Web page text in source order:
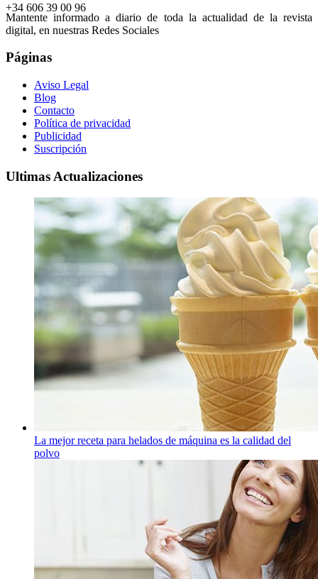
+34 606 39 00 96
Mantente informado a diario de toda la actualidad de la revista
digital, en nuestras Redes Sociales
Páginas
Aviso Legal
Blog
Contacto
Política de privacidad
Publicidad
Suscripción
Ultimas Actualizaciones
La mejor receta para helados de máquina es la calidad del
polvo